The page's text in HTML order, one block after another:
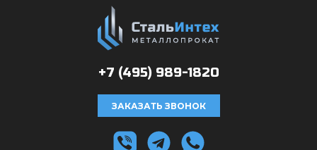
+7 (495)989-1820
ЗАКАЗАТЬ ЗВОНОК